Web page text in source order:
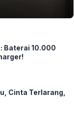
Baterai 10.000
Cinta Terlarang,